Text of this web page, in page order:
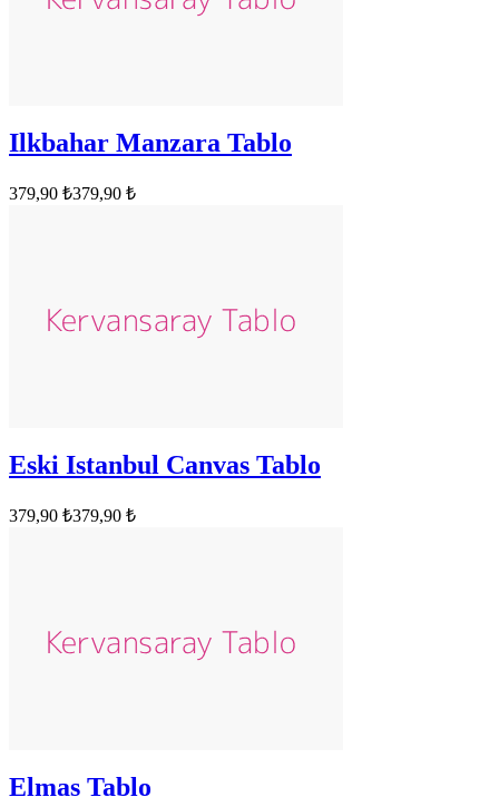
Ilkbahar Manzara Tablo
379,90 ₺379,90 ₺
Eski Istanbul Canvas Tablo
379,90 ₺379,90 ₺
Elmas Tablo